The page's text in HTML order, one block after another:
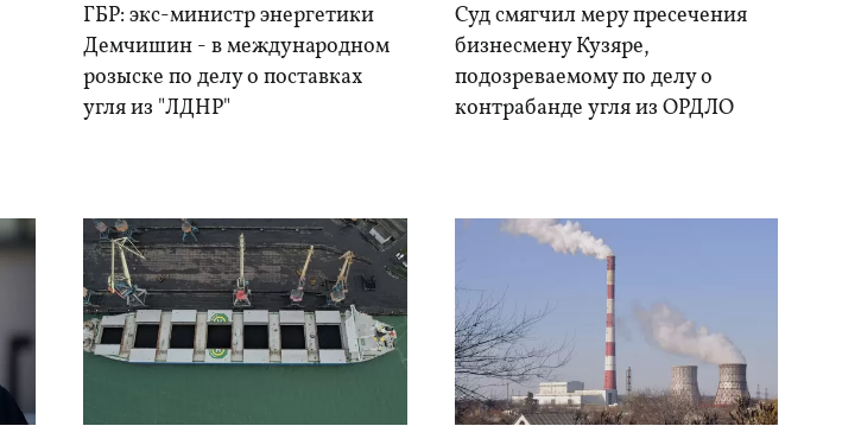
ГБР: экс-министр энергетики
Демчишин - в международном
розыске по делу о поставках
угля из "ЛДНР"
Суд смягчил меру пресечения
бизнесмену Кузяре,
подозреваемому по делу о
контрабанде угля из ОРДЛО